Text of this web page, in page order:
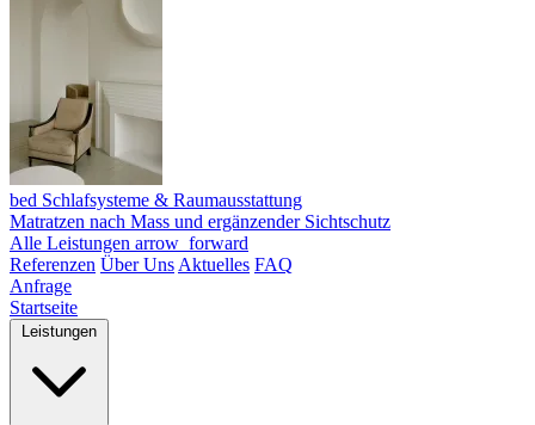
bed Schlafsysteme & Raumausstattung
Matratzen nach Mass und ergänzender Sichtschutz
Alle Leistungen arrow_forward
Referenzen Über Uns Aktuelles FAQ
Anfrage
Startseite